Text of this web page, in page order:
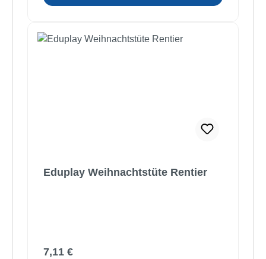
Eduplay Weihnachtstüte Rentier
Regulärer Preis:
7,11 €